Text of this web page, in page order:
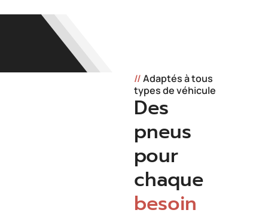
//Adaptés à tous
types de véhicule
Des
pneus
pour
chaque
besoin